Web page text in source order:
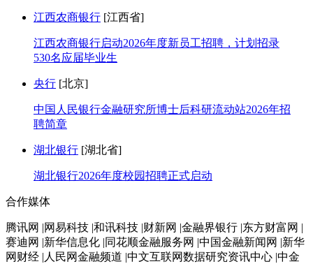
江西农商银行 [江西省]
江西农商银行启动2026年度新员工招聘，计划招录
530名应届毕业生
央行 [北京]
中国人民银行金融研究所博士后科研流动站2026年招
聘简章
湖北银行 [湖北省]
湖北银行2026年度校园招聘正式启动
合作媒体
腾讯网 |网易科技 |和讯科技 |财新网 |金融界银行 |东方财富网 |
赛迪网 |新华信息化 |同花顺金融服务网 |中国金融新闻网 |新华
网财经 |人民网金融频道 |中文互联网数据研究资讯中心 |中金